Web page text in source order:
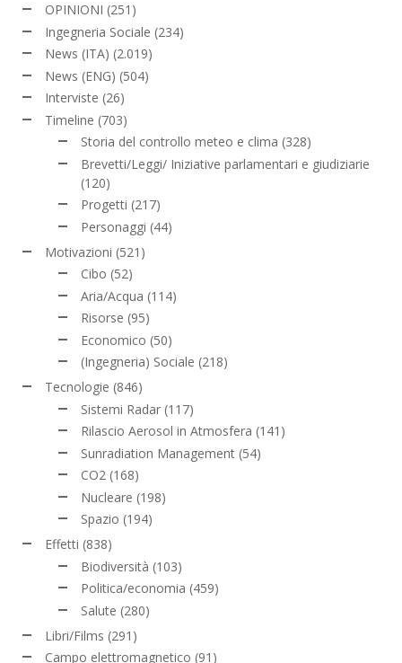
OPINIONI (251)
Ingegneria Sociale (234)
News (ITA) (2.019)
News (ENG) (504)
Interviste (26)
Timeline (703)
Storia del controllo meteo e clima (328)
Brevetti/Leggi/ Iniziative parlamentari e giudiziarie
(120)
Progetti (217)
Personaggi (44)
Motivazioni (521)
Cibo (52)
Aria/Acqua (114)
Risorse (95)
Economico (50)
(Ingegneria) Sociale (218)
Tecnologie (846)
Sistemi Radar (117)
Rilascio Aerosol in Atmosfera (141)
Sunradiation Management (54)
CO2 (168)
Nucleare (198)
Spazio (194)
Effetti (838)
Biodiversità (103)
Politica/economia (459)
Salute (280)
Libri/Films (291)
Campo elettromagnetico (91)